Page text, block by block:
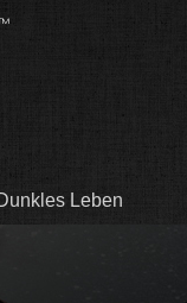
Leben